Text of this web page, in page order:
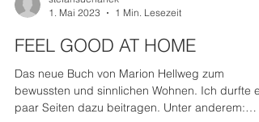
1. Mai 2023
1 Min. Lesezeit
FEEL GOOD AT HOME